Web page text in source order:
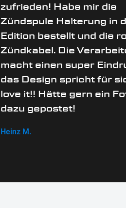
zufrieden! Habe mir die
Zündspule Halterung in
Edition bestellt und die
Zündkabel. Die
macht einen super
das Design spricht für
love it!! Hätte gern ein
dazu gepostet!
Heinz M.